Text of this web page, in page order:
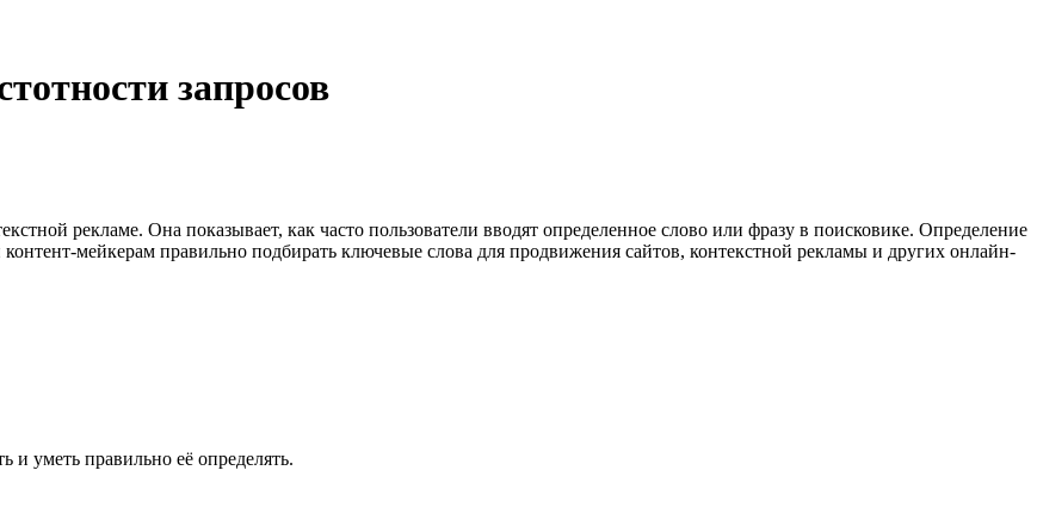
запросов
рекламе. Она показывает, как часто пользователи вводят определенное слово или фразу в поисковике. Определение
мейкерам правильно подбирать ключевые слова для продвижения сайтов, контекстной рекламы и других онлайн-
и уметь правильно её определять.